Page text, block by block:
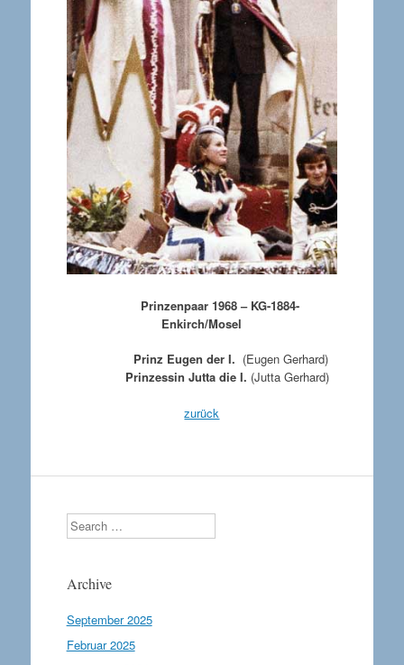
Prinzenpaar 1968 – KG-1884-
Enkirch/Mosel
Prinz Eugen der I. (Eugen Gerhard)
Prinzessin Jutta die I. (Jutta Gerhard)
zurück
Search
Archive
September 2025
Februar 2025